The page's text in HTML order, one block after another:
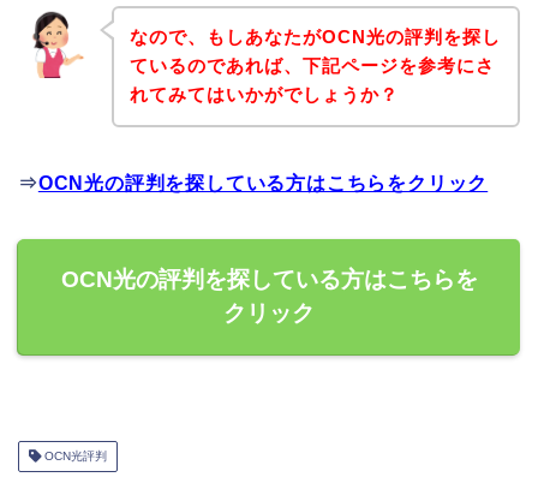
なので、もしあなたがOCN光の評判を探し
ているのであれば、下記ページを参考にさ
れてみてはいかがでしょうか？
⇒OCN光の評判を探している方はこちらをクリック
OCN光の評判を探している方はこちらを
クリック
OCN光評判